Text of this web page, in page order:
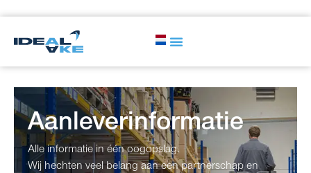
Aanleverinformatie
Alle informatie in één oogopslag.
Wij hechten veel belang aan een partnerschap en